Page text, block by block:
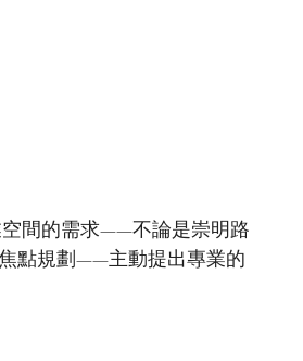
點規劃——主動提出專業的